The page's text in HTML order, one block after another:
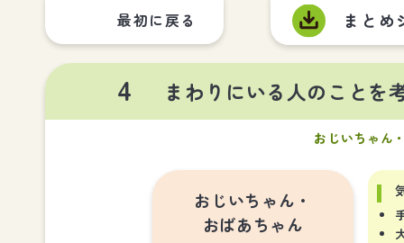
4 まわりにいる人のことを
おじいちゃん
おじいちゃん・
おばあちゃん
最初に戻る まと